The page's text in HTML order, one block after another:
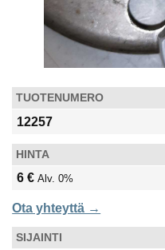
TUOTENUMERO
12257
HINTA
6 € Alv. 0%
Ota yhteyttä →
SIJAINTI